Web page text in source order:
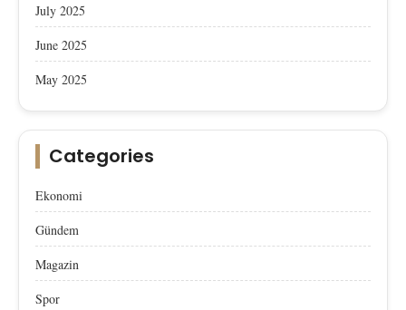
July 2025
June 2025
May 2025
Categories
Ekonomi
Gündem
Magazin
Spor